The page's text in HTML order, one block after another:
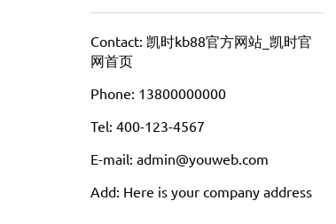
Contact: 凯时kb88官方网站_凯时官
网首页
Phone: 13800000000
Tel: 400-123-4567
E-mail: admin@youweb.com
Add: Here is your company address